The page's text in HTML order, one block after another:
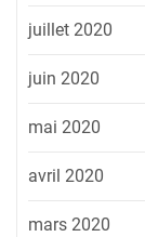
juillet 2020
juin 2020
mai 2020
avril 2020
mars 2020